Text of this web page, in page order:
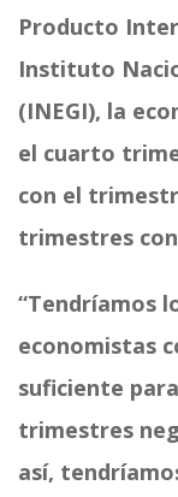
Producto
Instituto
(INEGI), la
el cuarto
con el
trimestres
“Tendríamos
economistas
suficiente
trimestres
así,